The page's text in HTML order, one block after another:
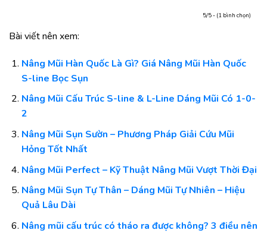
5/5 - (1 bình chọn)
Bài viết nên xem:
Nâng Mũi Hàn Quốc Là Gì? Giá Nâng Mũi Hàn Quốc
S-line Bọc Sụn
Nâng Mũi Cấu Trúc S-line & L-Line Dáng Mũi Có 1-0-
2
Nâng Mũi Sụn Sườn – Phương Pháp Giải Cứu Mũi
Hỏng Tốt Nhất
Nâng Mũi Perfect – Kỹ Thuật Nâng Mũi Vượt Thời Đại
Nâng Mũi Sụn Tự Thân – Dáng Mũi Tự Nhiên – Hiệu
Quả Lâu Dài
Nâng mũi cấu trúc có tháo ra được không? 3 điều nên